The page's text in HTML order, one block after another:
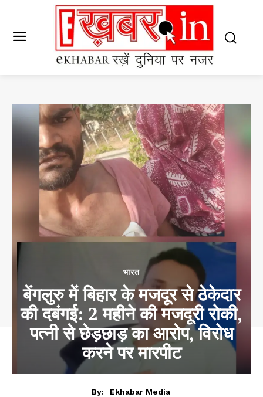
भारत
बेंगलुरु में बिहार के मजदूर से ठेकेदार
की दबंगई: 2 महीने की मजदूरी रोकी,
पत्नी से छेड़छाड़ का आरोप, विरोध
करने पर मारपीट
By:
Ekhabar Media